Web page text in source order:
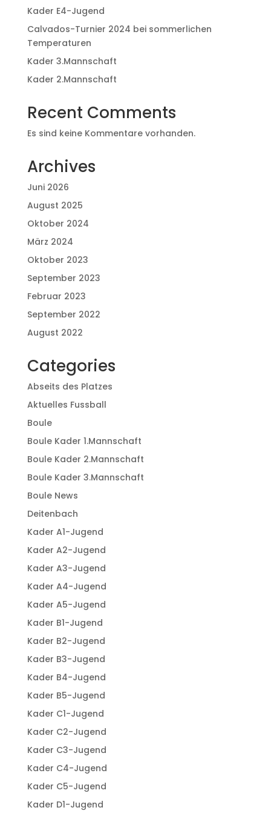
Kader E4-Jugend
Calvados-Turnier 2024 bei sommerlichen
Temperaturen
Kader 3.Mannschaft
Kader 2.Mannschaft
Recent Comments
Es sind keine Kommentare vorhanden.
Archives
Juni 2026
August 2025
Oktober 2024
März 2024
Oktober 2023
September 2023
Februar 2023
September 2022
August 2022
Categories
Abseits des Platzes
Aktuelles Fussball
Boule
Boule Kader 1.Mannschaft
Boule Kader 2.Mannschaft
Boule Kader 3.Mannschaft
Boule News
Deitenbach
Kader A1-Jugend
Kader A2-Jugend
Kader A3-Jugend
Kader A4-Jugend
Kader A5-Jugend
Kader B1-Jugend
Kader B2-Jugend
Kader B3-Jugend
Kader B4-Jugend
Kader B5-Jugend
Kader C1-Jugend
Kader C2-Jugend
Kader C3-Jugend
Kader C4-Jugend
Kader C5-Jugend
Kader D1-Jugend